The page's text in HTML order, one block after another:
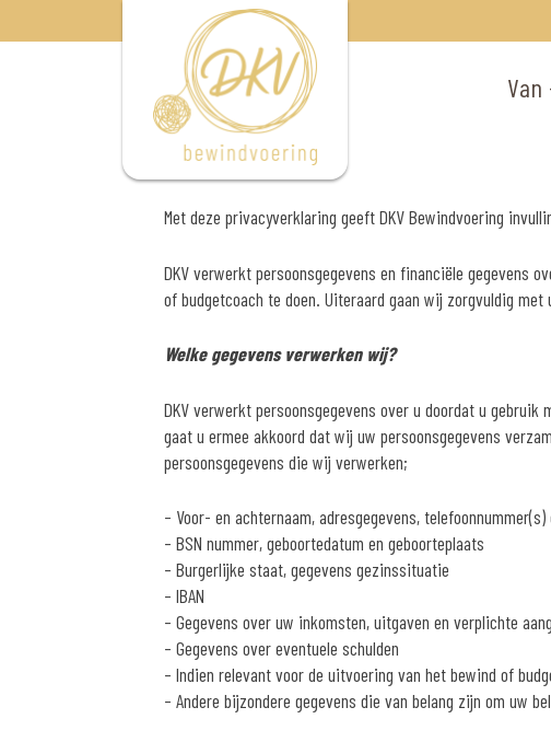
to
Met deze privacyverklaring geeft DKV Bewindvoering
DKV verwerkt persoonsgegevens en financiële gegevens
of budgetcoach te doen. Uiteraard gaan wij zorgvuldig
Welke gegevens verwerken wij?
DKV verwerkt persoonsgegevens over u doordat u
gaat u ermee akkoord dat wij uw persoonsgegevens
persoonsgegevens die wij verwerken;
– Voor- en achternaam, adresgegevens,
– BSN nummer, geboortedatum en geboorteplaats
– Burgerlijke staat, gegevens gezinssituatie
– IBAN
– Gegevens over uw inkomsten, uitgaven en verplichte
– Gegevens over eventuele schulden
– Indien relevant voor de uitvoering van het bewind of
– Andere bijzondere gegevens die van belang zijn om uw